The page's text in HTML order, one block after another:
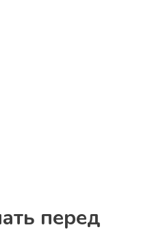
перед